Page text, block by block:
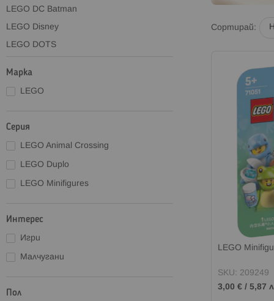
Сортирай
LEGO
SKU: 209249
3,00 € / 5,87
LEGO DC Batman
LEGO Disney
LEGO DOTS
LEGO Editions
LEGO Fortnite
LEGO Friends
LEGO Gabby's Dollhouse
LEGO Harry Potter
LEGO Ideas
LEGO Icons
LEGO Marvel
LEGO Ninjago
Марка
LEGO
Серия
LEGO Animal Crossing
LEGO Duplo
LEGO Minifigures
Интерес
Игри
Малчугани
Пол